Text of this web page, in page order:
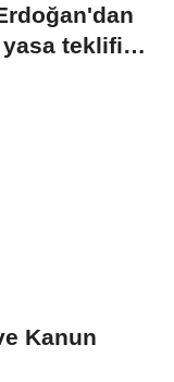
teklifine
Kanun